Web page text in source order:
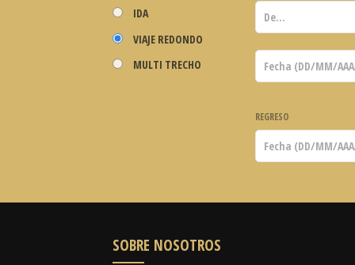
IDA
VIAJE REDONDO
MULTI TRECHO
REGRESO
SOBRE NOSOTROS